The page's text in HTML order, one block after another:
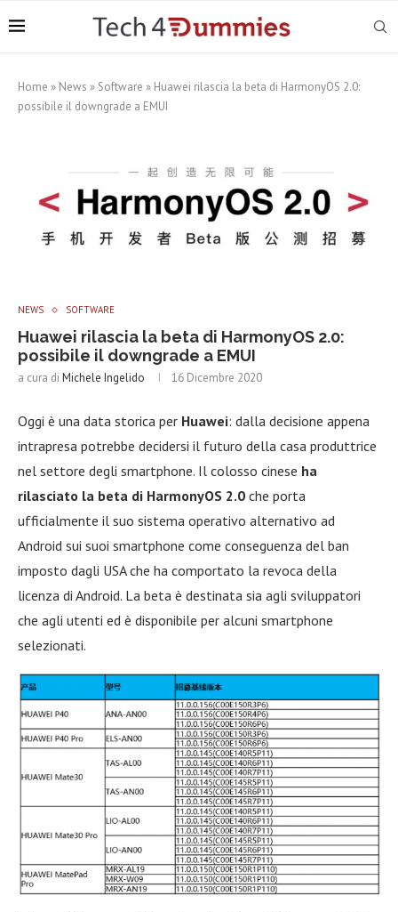
Home » News » Software » Huawei rilascia la beta di HarmonyOS 2.0:
possibile il downgrade a EMUI
NEWS SOFTWARE
Huawei rilascia la beta di HarmonyOS 2.0:
possibile il downgrade a EMUI
a cura di Michele Ingelido 16 Dicembre 2020
Oggi è una data storica per Huawei: dalla decisione appena
intrapresa potrebbe decidersi il futuro della casa produttrice
nel settore degli smartphone. Il colosso cinese ha
rilasciato la beta di HarmonyOS 2.0 che porta
ufficialmente il suo sistema operativo alternativo ad
Android sui suoi smartphone come conseguenza del ban
imposto dagli USA che ha comportato la revoca della
licenza di Android. La beta è destinata sia agli sviluppatori
che agli utenti ed è disponibile per alcuni smartphone
selezionati.